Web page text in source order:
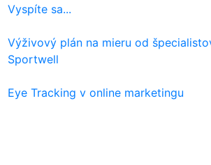
Vyspíte sa...
Výživový plán na mieru od
Sportwell
Eye Tracking v online marketingu